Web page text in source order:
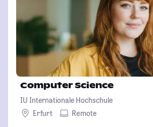
Computer Science
IU Internationale Hochschule
Erfurt
Remote